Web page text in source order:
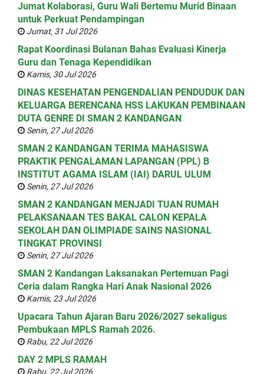
Jumat Kolaborasi, Guru Wali Bertemu Murid Binaan
untuk Perkuat Pendampingan
Jumat, 31 Jul 2026
Rapat Koordinasi Bulanan Bahas Evaluasi Kinerja
Guru dan Tenaga Kependidikan
Kamis, 30 Jul 2026
DINAS KESEHATAN PENGENDALIAN PENDUDUK DAN
KELUARGA BERENCANA HSS LAKUKAN PEMBINAAN
DUTA GENRE DI SMAN 2 KANDANGAN
Senin, 27 Jul 2026
SMAN 2 KANDANGAN TERIMA MAHASISWA
PRAKTIK PENGALAMAN LAPANGAN (PPL) B
INSTITUT AGAMA ISLAM (IAI) DARUL ULUM
Senin, 27 Jul 2026
SMAN 2 KANDANGAN MENJADI TUAN RUMAH
PELAKSANAAN TES BAKAL CALON KEPALA
SEKOLAH DAN OLIMPIADE SAINS NASIONAL
TINGKAT PROVINSI
Senin, 27 Jul 2026
SMAN 2 Kandangan Laksanakan Pertemuan Pagi
Ceria dalam Rangka Hari Anak Nasional 2026
Kamis, 23 Jul 2026
Upacara Tahun Ajaran Baru 2026/2027 sekaligus
Pembukaan MPLS Ramah 2026.
Rabu, 22 Jul 2026
DAY 2 MPLS RAMAH
Rabu, 22 Jul 2026